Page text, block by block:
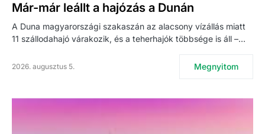
Már-már leállt a hajózás a Dunán
A Duna magyarországi szakaszán az alacsony vízállás miatt
11 szállodahajó várakozik, és a teherhajók többsége is áll –…
2026. augusztus 5. Megnyitom